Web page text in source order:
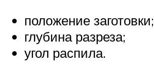
положение заготовки;
глубина разреза;
угол распила.